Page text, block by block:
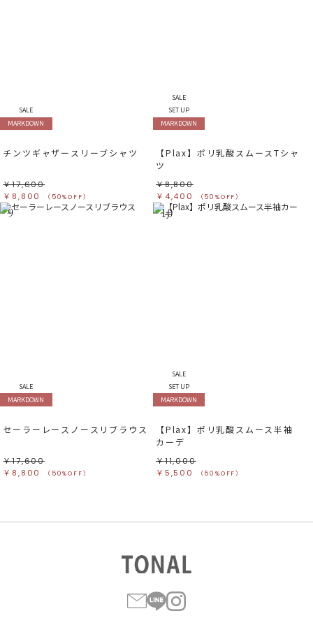
SALE
MARKDOWN
チンツギャザースリーブシャツ
￥17,600
￥8,800
（50%OFF）
SALE
SET UP
MARKDOWN
【Plax】ポリ乳酸スムースTシャ
ツ
￥8,800
￥4,400
（50%OFF）
9
SALE
MARKDOWN
セーラーレースノースリブラウス
￥17,600
￥8,800
（50%OFF）
10
SALE
SET UP
MARKDOWN
【Plax】ポリ乳酸スムース半袖
カーデ
￥11,000
￥5,500
（50%OFF）